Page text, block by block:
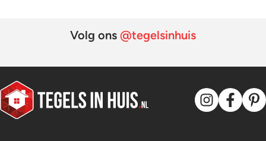
Volg ons @tegelsinhuis